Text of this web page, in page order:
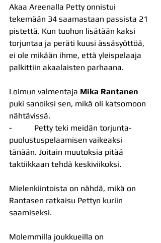
Akaa Areenalla Petty onnistui
tekemään 34 saamastaan passista 21
pistettä. Kun tuohon lisätään kaksi
torjuntaa ja peräti kuusi ässäsyöttöä,
ei ole mikään ihme, että yleispelaaja
palkittiin akaalaisten parhaana.
Loimun valmentaja Mika Rantanen
puki sanoiksi sen, mikä oli katsomoon
nähtävissä.
-           Petty teki meidän torjunta-
puolustuspelaamisen vaikeaksi
tänään. Joitain muutoksia pitää
taktiikkaan tehdä keskiviikoksi.
Mielenkiintoista on nähdä, mikä on
Rantasen ratkaisu Pettyn kuriin
saamiseksi.
Molemmilla joukkueilla on